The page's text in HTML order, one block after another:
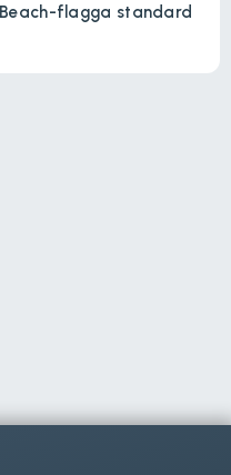
Beach-flagga standard